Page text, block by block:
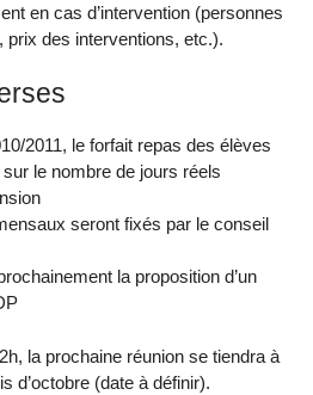
en cas d’intervention (personnes
prix des interventions, etc.).
2011, le forfait repas des élèves
le nombre de jours réels
seront fixés par le conseil
la proposition d’un
la prochaine réunion se tiendra à
d’octobre (date à définir).